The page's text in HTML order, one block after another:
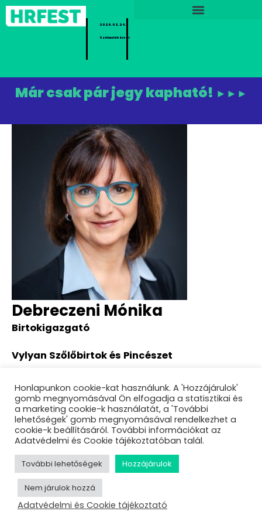
2026.02.24.
Székesfehérvár
Már csak pár jegy kapható! ►►►
Debreczeni Mónika
Birtokigazgató
Vylyan Szőlőbirtok és Pincészet
About Debreczeni Mónika
Sessions
Találd meg a saját hangod – Mit tanulhat a HR
egy borászattól?
Honlapunkon cookie-kat használunk. A 'Hozzájárulok'
gomb megnyomásával Ön elfogadja a statisztikai és
a marketing cookie-k használatát, a 'További
lehetőségek' gomb megnyomásával rendelkezhet a
cookie-k beállításáról. További információkat az
Adatvédelmi és Cookie tájékoztatóban talál.
További lehetőségek Hozzájárulok
Nem járulok hozzá
Adatvédelmi és Cookie tájékoztató